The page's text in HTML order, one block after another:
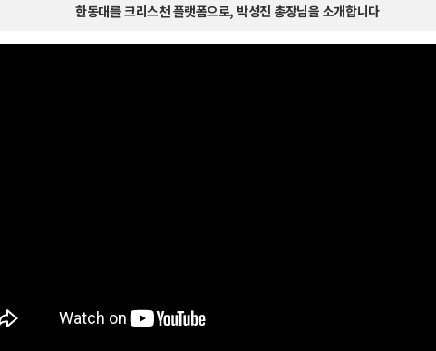
한동대를 크리스천 플랫폼으로, 박성진 총장님을 소개합니다